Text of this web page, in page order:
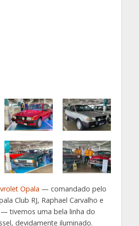
Opala — comandado pelo
Club RJ, Raphael Carvalho e
tivemos uma bela linha do
devidamente iluminado.